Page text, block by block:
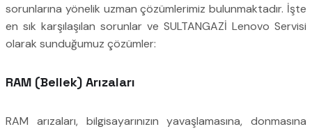
sorunlarına yönelik uzman çözümlerimiz bulunmaktadır. İşte
en sık karşılaşılan sorunlar ve SULTANGAZİ Lenovo Servisi
olarak sunduğumuz çözümler:
RAM (Bellek) Arızaları
RAM arızaları, bilgisayarınızın yavaşlamasına, donmasına